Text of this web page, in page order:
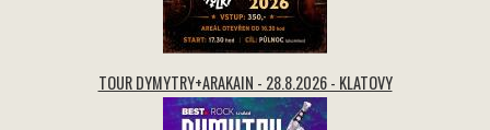
TOUR DYMYTRY+ARAKAIN - 28.8.2026 - KLATOVY